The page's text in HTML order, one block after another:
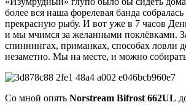
более вся наша форелевая банда собралась
прекрасную рыбу. И вот уже в 7 часов
и мы мчимся за желанными поклёвками.
спиннингах, приманках, способах ловли
незаметно. Мы на месте, и можно
Со мной опять Norstream Bifrost 662UL